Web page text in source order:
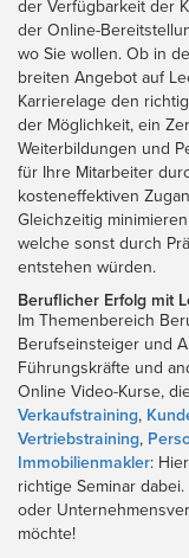
der Verfügbarkeit der
der Online-
wo Sie wollen. Ob in
breiten Angebot auf
Karrierelage den
der Möglichkeit, ein
Weiterbildungen und
für Ihre Mitarbeiter
kosteneffektiven
Gleichzeitig
welche sonst durch
entstehen würden.
Beruflicher Erfolg mit
Im Themenbereich
Berufseinsteiger und
Führungskräfte und
Online Video-Kurse,
Verkaufstraining,
Vertriebstraining,
Immobilienmakler:
richtige Seminar
oder
möchte!